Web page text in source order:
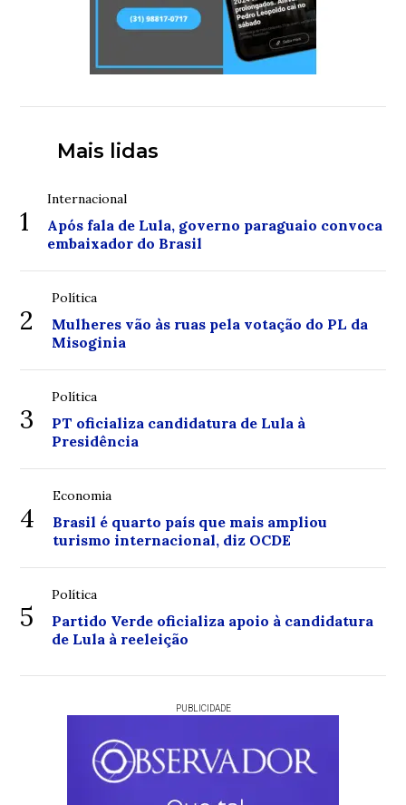
Mais lidas
1
Internacional
Após fala de Lula, governo paraguaio convoca
embaixador do Brasil
2
Política
Mulheres vão às ruas pela votação do PL da
Misoginia
3
Política
PT oficializa candidatura de Lula à
Presidência
4
Economia
Brasil é quarto país que mais ampliou
turismo internacional, diz OCDE
5
Política
Partido Verde oficializa apoio à candidatura
de Lula à reeleição
PUBLICIDADE